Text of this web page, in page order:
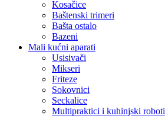
Kosačice
Baštenski trimeri
Bašta ostalo
Bazeni
Mali kućni aparati
Usisivači
Mikseri
Friteze
Sokovnici
Seckalice
Multipraktici i kuhinjski roboti